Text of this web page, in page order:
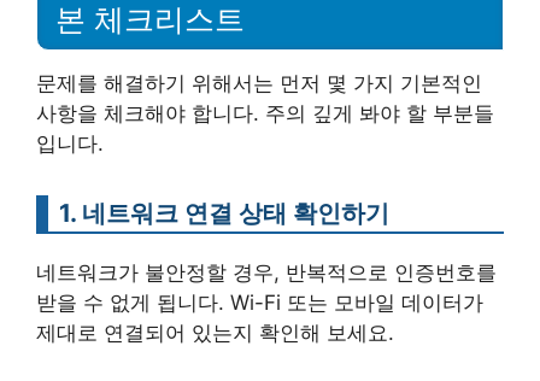
본 체크리스트
문제를 해결하기 위해서는 먼저 몇 가지 기본적인
사항을 체크해야 합니다. 주의 깊게 봐야 할 부분들
입니다.
1. 네트워크 연결 상태 확인하기
네트워크가 불안정할 경우, 반복적으로 인증번호를
받을 수 없게 됩니다. Wi-Fi 또는 모바일 데이터가
제대로 연결되어 있는지 확인해 보세요.